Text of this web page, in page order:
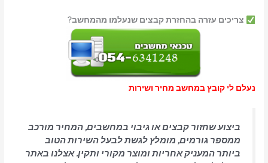
צריכים עזרה בהחזרת קבצים שנעלמו מהמחשב?
נעלם לי קובץ במחשב מחיר ושירות
ביצוע שחזור קבצים או גיבוי במחשבים, המחיר מורכב
ממספר גורמים, מומלץ לגשת לבעל השירות הטוב
ביותר המעניק אחריות ומוצר מקורי ותקין. אצלנו באתר